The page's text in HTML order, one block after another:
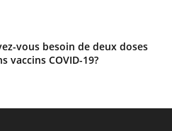
vous besoin de deux doses
vaccins COVID-19?